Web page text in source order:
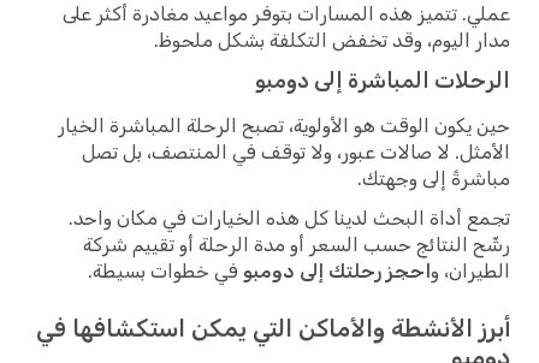
عملي. تتميز هذه المسارات بتوفر مواعيد مغادرة أكثر على
مدار اليوم، وقد تخفض التكلفة بشكل ملحوظ.
الرحلات المباشرة إلى دومبو
حين يكون الوقت هو الأولوية، تصبح الرحلة المباشرة الخيار
الأمثل. لا صالات عبور، ولا توقف في المنتصف، بل تصل
مباشرةً إلى وجهتك.
تجمع أداة البحث لدينا كل هذه الخيارات في مكان واحد.
رشّح النتائج حسب السعر أو مدة الرحلة أو تقييم شركة
الطيران، واحجز رحلتك إلى دومبو في خطوات بسيطة.
أبرز الأنشطة والأماكن التي يمكن استكشافها في
دومبو